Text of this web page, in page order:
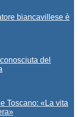
biancavillese è
del
Toscano: «La vita